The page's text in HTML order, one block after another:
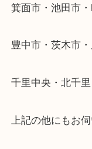
そんなときはお